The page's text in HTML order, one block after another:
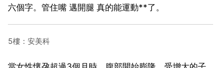
六個字。管住嘴 邁開腿 真的能運動**了。
5樓：安美科